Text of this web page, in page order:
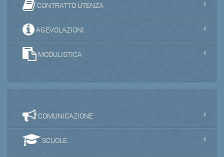
CONTRATTO UTENZA
AGEVOLAZIONI
MODULISTICA
COMUNICAZIONE
SCUOLE